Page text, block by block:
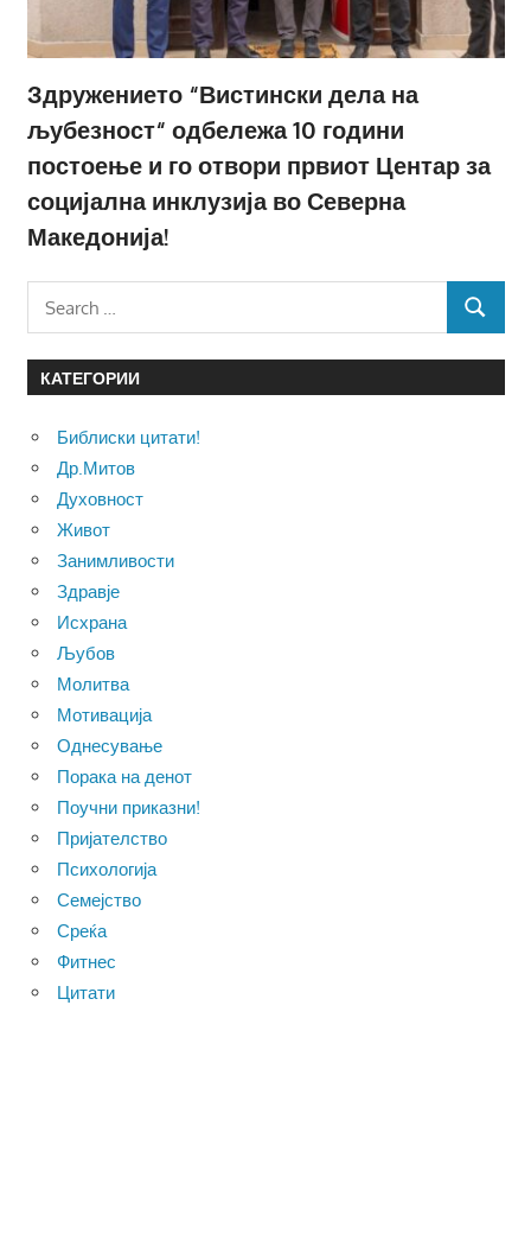
Здружението “Вистински дела на
љубезност“ одбележа 10 години
постоење и го отвори првиот Центар за
социјална инклузија во Северна
Македонија!
SEARCH
КАТЕГОРИИ
Библиски цитати!
Др.Митов
Духовност
Живот
Занимливости
Здравје
Исхрана
Љубов
Молитва
Мотивација
Однесување
Порака на денот
Поучни приказни!
Пријателство
Психологија
Семејство
Среќа
Фитнес
Цитати